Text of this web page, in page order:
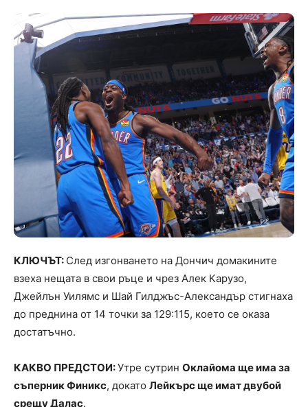
КЛЮЧЪТ: След изгонването на Дончич домакините
взеха нещата в свои ръце и чрез Алек Карузо,
Джейлън Уилямс и Шай Гилджъс-Александър стигнаха
до преднина от 14 точки за 129:115, което се оказа
достатъчно.
КАКВО ПРЕДСТОИ:Утре сутрин Оклайома ще има за
съперник Финикс, докато Лейкърс ще имат двубой
срещу Далас.